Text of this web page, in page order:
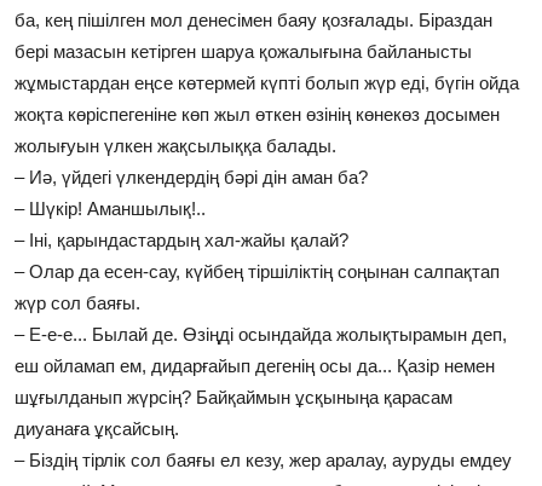
ба, кең пішілген мол денесімен баяу қозғалады. Біраздан
бері мазасын кетірген шаруа қожалығына байланысты
жұмыстардан еңсе көтермей күпті болып жүр еді, бүгін ойда
жоқта көріспегеніне көп жыл өткен өзінің көнекөз досымен
жолығуын үлкен жақсылыққа балады.
– Иә, үйдегі үлкендердің бәрі дін аман ба?
– Шүкір! Аманшылық!..
– Іні, қарындастардың хал-жайы қалай?
– Олар да есен-сау, күйбең тіршіліктің соңынан салпақтап
жүр сол баяғы.
– Е-е-е... Былай де. Өзіңді осындайда жолықтырамын деп,
еш ойламап ем, дидарғайып дегенің осы да... Қазір немен
шұғылданып жүрсің? Байқаймын ұсқыныңа қарасам
диуанаға ұқсайсың.
– Біздің тірлік сол баяғы ел кезу, жер аралау, ауруды емдеу